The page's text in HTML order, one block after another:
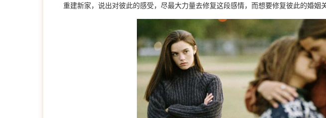
重建新家，说出对彼此的感受，尽最大力量去修复这段感情，而想要修复彼此的婚姻